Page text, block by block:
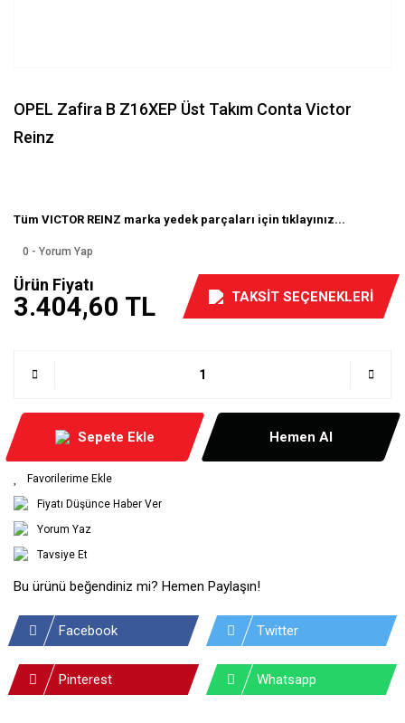
OPEL Zafira B Z16XEP Üst Takım Conta Victor
Reinz
Tüm VICTOR REINZ marka yedek parçaları için tıklayınız...
0 - Yorum Yap
Ürün Fiyatı
3.404,60 TL TAKSİT SEÇENEKLERİ
Sepete Ekle Hemen Al
Fiyatı Düşünce Haber Ver
Yorum Yaz
Tavsiye Et
Bu ürünü beğendiniz mi? Hemen Paylaşın!
Facebook Twitter
Pinterest Whatsapp